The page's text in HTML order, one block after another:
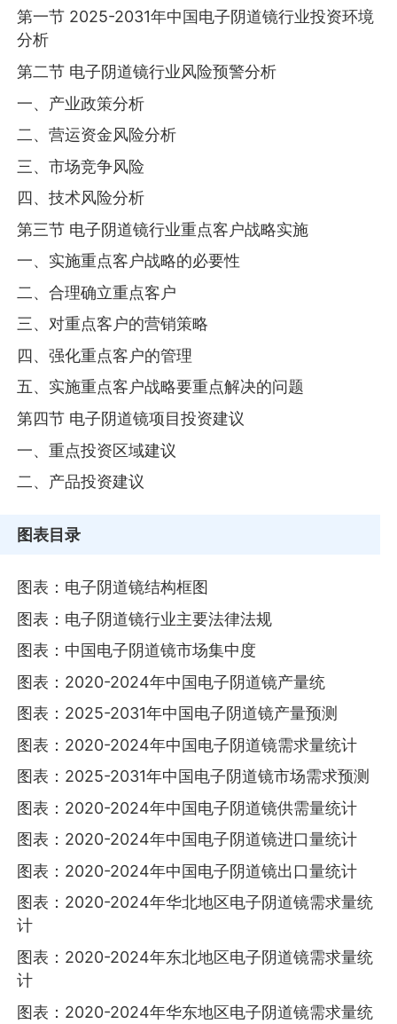
第一节 2025-2031年中国电子阴道镜行业投资环境
分析
第二节 电子阴道镜行业风险预警分析
一、产业政策分析
二、营运资金风险分析
三、市场竞争风险
四、技术风险分析
第三节 电子阴道镜行业重点客户战略实施
一、实施重点客户战略的必要性
二、合理确立重点客户
三、对重点客户的营销策略
四、强化重点客户的管理
五、实施重点客户战略要重点解决的问题
第四节 电子阴道镜项目投资建议
一、重点投资区域建议
二、产品投资建议
图表目录
图表：电子阴道镜结构框图
图表：电子阴道镜行业主要法律法规
图表：中国电子阴道镜市场集中度
图表：2020-2024年中国电子阴道镜产量统
图表：2025-2031年中国电子阴道镜产量预测
图表：2020-2024年中国电子阴道镜需求量统计
图表：2025-2031年中国电子阴道镜市场需求预测
图表：2020-2024年中国电子阴道镜供需量统计
图表：2020-2024年中国电子阴道镜进口量统计
图表：2020-2024年中国电子阴道镜出口量统计
图表：2020-2024年华北地区电子阴道镜需求量统
计
图表：2020-2024年东北地区电子阴道镜需求量统
计
图表：2020-2024年华东地区电子阴道镜需求量统